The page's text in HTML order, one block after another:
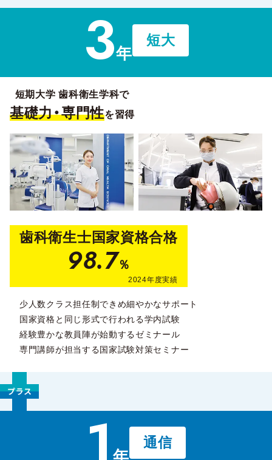
3年
短大
短期大学 歯科衛生学科で
基礎力・専門性を習得
歯科衛生士国家資格合格
98.7％
2024年度実績
少人数クラス担任制できめ細やかなサポート
国家資格と同じ形式で行われる学内試験
経験豊かな教員陣が始動するゼミナール
専門講師が担当する国家試験対策セミナー
1年
通信